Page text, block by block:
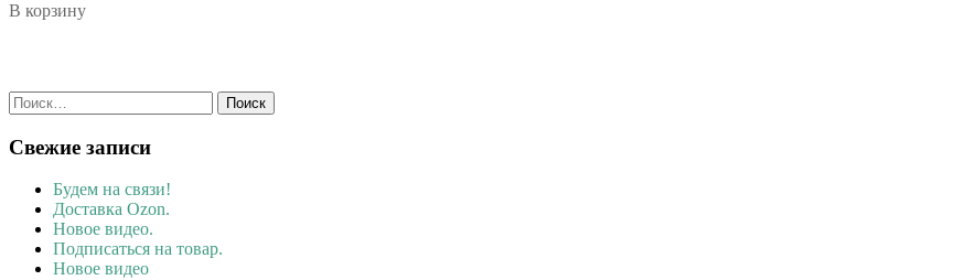
В корзину
Найти:
Свежие записи
Будем на связи!
Доставка Ozon.
Новое видео.
Подписаться на товар.
Новое видео